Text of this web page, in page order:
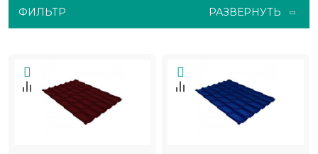
ФИЛЬТР РАЗВЕРНУТЬ